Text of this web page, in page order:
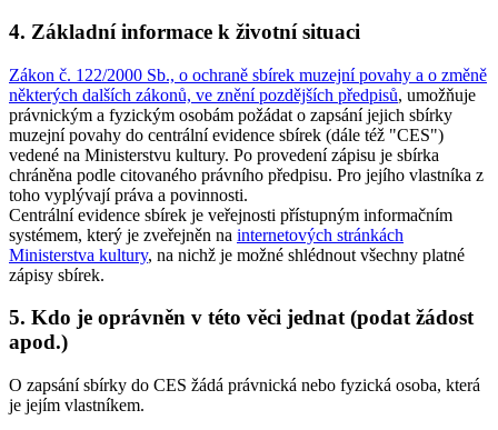
4. Základní informace k životní situaci
Zákon č. 122/2000 Sb., o ochraně sbírek muzejní povahy a o změně
některých dalších zákonů, ve znění pozdějších předpisů, umožňuje
právnickým a fyzickým osobám požádat o zapsání jejich sbírky
muzejní povahy do centrální evidence sbírek (dále též "CES")
vedené na Ministerstvu kultury. Po provedení zápisu je sbírka
chráněna podle citovaného právního předpisu. Pro jejího vlastníka z
toho vyplývají práva a povinnosti.
Centrální evidence sbírek je veřejnosti přístupným informačním
systémem, který je zveřejněn na internetových stránkách
Ministerstva kultury, na nichž je možné shlédnout všechny platné
zápisy sbírek.
5. Kdo je oprávněn v této věci jednat (podat žádost
apod.)
O zapsání sbírky do CES žádá právnická nebo fyzická osoba, která
je jejím vlastníkem.